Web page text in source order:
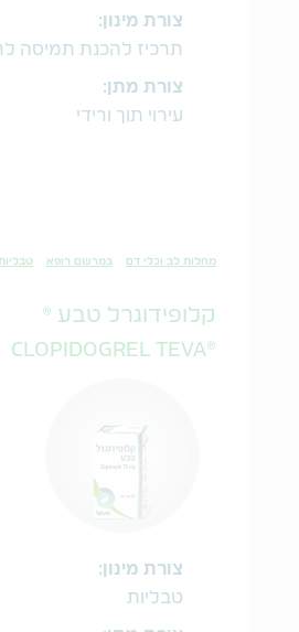
צורת מינון:
תרכיז להכנת תמיסה
צורת מתן:
עירוי תוך ורידי
מחלות לב וכלי דם במרשם רופא
קלופידוגרל טבע ®
®CLOPIDOGREL TEVA
צורת מינון:
טבליות